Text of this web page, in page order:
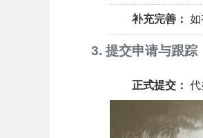
补充完善： 如
3. 提交申请与跟踪
正式提交： 代